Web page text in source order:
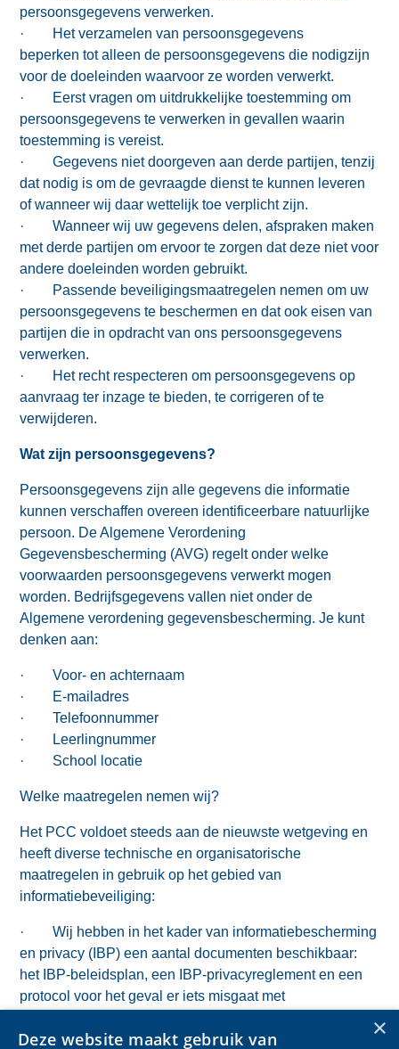
persoonsgegevens verwerken.
· Het verzamelen van persoonsgegevens
beperken tot alleen de persoonsgegevens die nodigzijn
voor de doeleinden waarvoor ze worden verwerkt.
· Eerst vragen om uitdrukkelijke toestemming om
persoonsgegevens te verwerken in gevallen waarin
toestemming is vereist.
· Gegevens niet doorgeven aan derde partijen, tenzij
dat nodig is om de gevraagde dienst te kunnen leveren
of wanneer wij daar wettelijk toe verplicht zijn.
· Wanneer wij uw gegevens delen, afspraken maken
met derde partijen om ervoor te zorgen dat deze niet voor
andere doeleinden worden gebruikt.
· Passende beveiligingsmaatregelen nemen om uw
persoonsgegevens te beschermen en dat ook eisen van
partijen die in opdracht van ons persoonsgegevens
verwerken.
· Het recht respecteren om persoonsgegevens op
aanvraag ter inzage te bieden, te corrigeren of te
verwijderen.
Wat zijn persoonsgegevens?
Persoonsgegevens zijn alle gegevens die informatie
kunnen verschaffen overeen identificeerbare natuurlijke
persoon. De Algemene Verordening
Gegevensbescherming (AVG) regelt onder welke
voorwaarden persoonsgegevens verwerkt mogen
worden. Bedrijfsgegevens vallen niet onder de
Algemene verordening gegevensbescherming. Je kunt
denken aan:
· Voor- en achternaam
· E-mailadres
· Telefoonnummer
· Leerlingnummer
· School locatie
Welke maatregelen nemen wij?
Het PCC voldoet steeds aan de nieuwste wetgeving en
heeft diverse technische en organisatorische
maatregelen in gebruik op het gebied van
informatiebeveiliging:
· Wij hebben in het kader van informatiebescherming
en privacy (IBP) een aantal documenten beschikbaar:
het IBP-beleidsplan, een IBP-privacyreglement en een
protocol voor het geval er iets misgaat met
staatuitgebreider hoe wij met de gegevens omgaan.
×
Deze website maakt gebruik van